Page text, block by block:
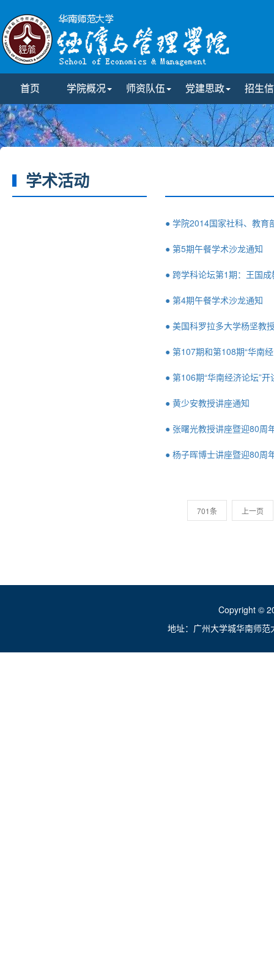
首页 学院概况 师资队伍 党建思政 招生
学术活动
● 学院2014国家社科、教育
● 第5期午餐学术沙龙通知
● 跨学科论坛第1期：王国
● 第4期午餐学术沙龙通知
● 美国科罗拉多大学杨坚教
● 第107期和第108期“华南
● 第106期“华南经济论坛”开
● 黄少安教授讲座通知
● 张曙光教授讲座暨迎80周
● 杨子晖博士讲座暨迎80周
701条 上一页
Copyright ©
地址：广州大学城华南